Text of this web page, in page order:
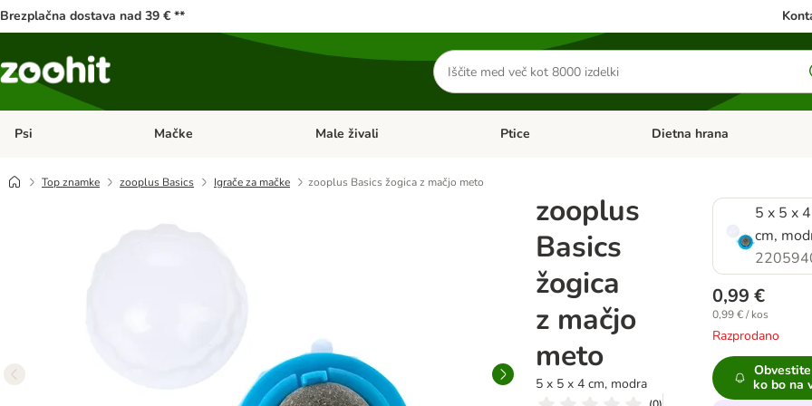
Brezplačna dostava nad 39 € **
Iskanje
izdelkov
Psi Odprite meni kategorij: Psi
Mačke Odprite meni kategorij: Mačke
Male živali Odprite meni kategorij: Male živali
Ptice Odprite meni kategorij: Ptice
Dietna hrana
Top znamke zooplus Basics Igrače za mačke zooplus Basics žogica z mačjo meto
zooplus
Basics
žogica
z mačjo
meto
5 x 5 x 4 cm, modra
5 x 5 x 4
cm,
0,99 €
0,99 € / kos
Razprodano
ko bo na